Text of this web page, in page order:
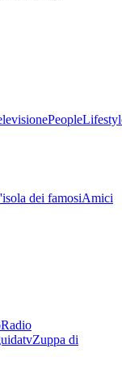
People
dei famosiAmici
Radio
Zuppa di